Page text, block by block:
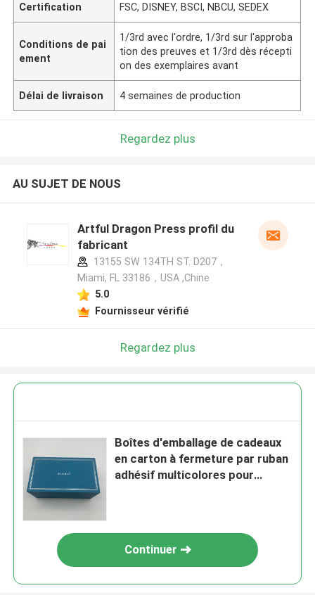
Certification FSC, DISNEY, BSCI, NBCU, SEDEX
Conditions de pai
ement
1/3rd avec l'ordre, 1/3rd sur l'approba
tion des preuves et 1/3rd dès récepti
on des exemplaires avant
Délai de livraison 4 semaines de production
Regardez plus
AU SUJET DE NOUS
Artful Dragon Press profil du
fabricant
13155 SW 134TH ST. D207，
Miami, FL 33186，USA ,Chine
5.0
Fournisseur vérifié
Regardez plus
Boîtes d'emballage de cadeaux
en carton à fermeture par ruban
adhésif multicolores pour
Continuer